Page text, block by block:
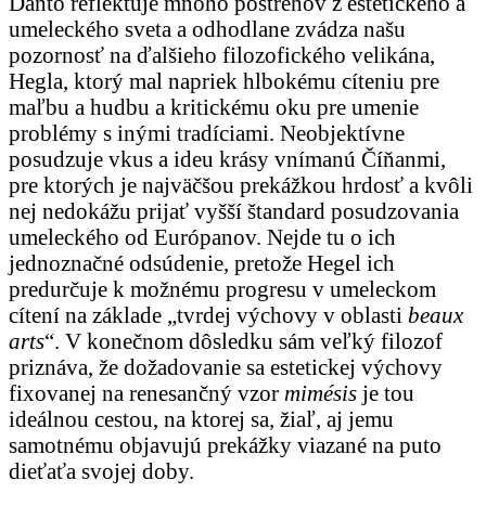
umeleckého sveta a odhodlane zvádza našu
pozornosť na ďalšieho filozofického velikána,
Hegla, ktorý mal napriek hlbokému cíteniu pre
maľbu a hudbu a kritickému oku pre umenie
problémy s inými tradíciami. Neobjektívne
posudzuje vkus a ideu krásy vnímanú Číňanmi,
pre ktorých je najväčšou prekážkou hrdosť a kvôli
nej nedokážu prijať vyšší štandard posudzovania
umeleckého od Európanov. Nejde tu o ich
jednoznačné odsúdenie, pretože Hegel ich
predurčuje k možnému progresu v umeleckom
cítení na základe „tvrdej výchovy v oblasti beaux
arts“. V konečnom dôsledku sám veľký filozof
priznáva, že dožadovanie sa estetickej výchovy
fixovanej na renesančný vzor mimésis je tou
ideálnou cestou, na ktorej sa, žiaľ, aj jemu
samotnému objavujú prekážky viazané na puto
dieťaťa svojej doby.